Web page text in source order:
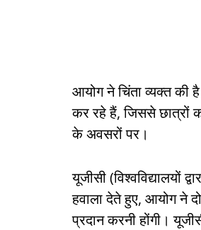
आयोग ने चिंता व्यक्त की
कर रहे हैं, जिससे छात्रों
के अवसरों पर।
यूजीसी (विश्वविद्यालयों
हवाला देते हुए, आयोग ने
प्रदान करनी होंगी।